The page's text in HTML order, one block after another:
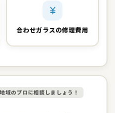
合わせガラスの修理費用
域のプロに相談しましょう！